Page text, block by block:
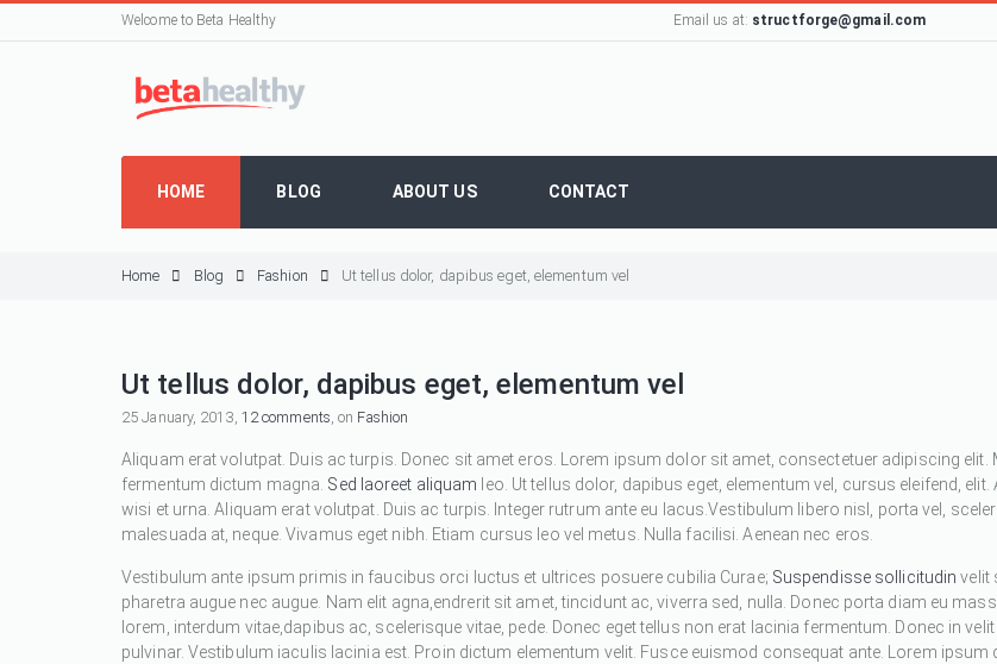
Welcome to Beta Healthy Email us at: structforge@gmail.com
HOME BLOG ABOUT US CONTACT
Home Blog Fashion Ut tellus dolor, dapibus eget, elementum vel
Ut tellus dolor, dapibus eget, elementum vel
25 January, 2013, 12 comments, on Fashion
Aliquam erat volutpat. Duis ac turpis. Donec sit amet eros. Lorem ipsum dolor sit amet, consectetuer adipiscing elit.
fermentum dictum magna. Sed laoreet aliquam leo. Ut tellus dolor, dapibus eget, elementum vel, cursus eleifend,
wisi et urna. Aliquam erat volutpat. Duis ac turpis. Integer rutrum ante eu lacus.Vestibulum libero nisl, porta vel,
malesuada at, neque. Vivamus eget nibh. Etiam cursus leo vel metus. Nulla facilisi. Aenean nec eros.
Vestibulum ante ipsum primis in faucibus orci luctus et ultrices posuere cubilia Curae; Suspendisse sollicitudin velit
pharetra augue nec augue. Nam elit agna,endrerit sit amet, tincidunt ac, viverra sed, nulla. Donec porta diam eu
lorem, interdum vitae,dapibus ac, scelerisque vitae, pede. Donec eget tellus non erat lacinia fermentum. Donec in
pulvinar. Vestibulum iaculis lacinia est. Proin dictum elementum velit. Fusce euismod consequat ante. Lorem ipsum